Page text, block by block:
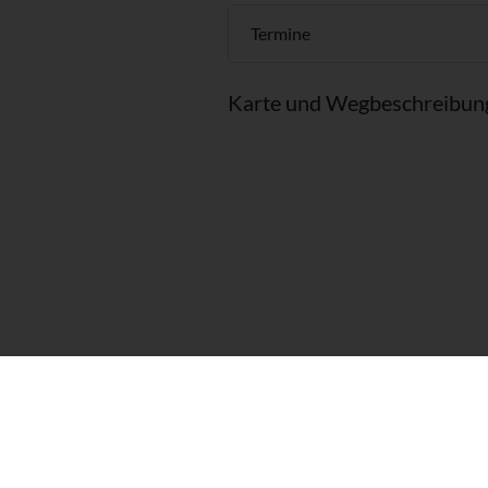
Termine
Karte und